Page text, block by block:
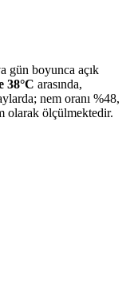
gün boyunca açık
38°C arasında,
nem oranı %48,
olarak ölçülmektedir.